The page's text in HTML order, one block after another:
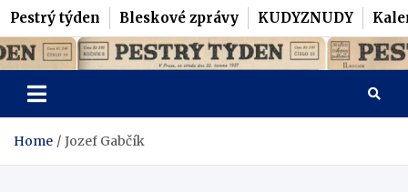
Pestrý týden Bleskové zprávy KUDYZNUDY
Skip
to
content
Pestrý Týden
Home Jozef Gabčík